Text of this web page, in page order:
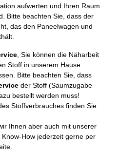
aufwerten und Ihren Raum
Bitte beachten Sie, dass der
das den Paneelwagen und
, Sie können die Näharbeit
Stoff in unserem Hause
Bitte beachten Sie, dass
der Stoff (Saumzugabe
bestellt werden muss!
Stoffverbrauches finden Sie
Ihnen aber auch mit unserer
How jederzeit gerne per